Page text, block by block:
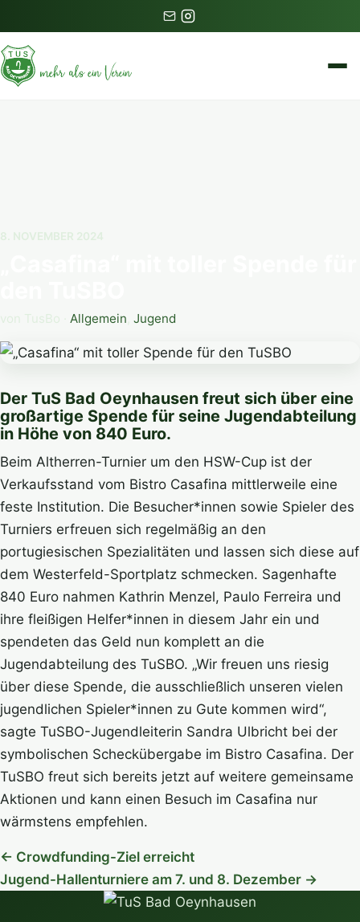
8. NOVEMBER 2024
von TusBo · Allgemein Jugend
Der TuS Bad Oeynhausen freut sich über eine
großartige Spende für seine Jugendabteilung
in Höhe von 840 Euro.
Beim Altherren-Turnier um den HSW-Cup ist der
Verkaufsstand vom Bistro Casafina mittlerweile eine
feste Institution. Die Besucher*innen sowie Spieler des
Turniers erfreuen sich regelmäßig an den
portugiesischen Spezialitäten und lassen sich diese auf
dem Westerfeld-Sportplatz schmecken. Sagenhafte
840 Euro nahmen Kathrin Menzel, Paulo Ferreira und
ihre fleißigen Helfer*innen in diesem Jahr ein und
spendeten das Geld nun komplett an die
Jugendabteilung des TuSBO. „Wir freuen uns riesig
über diese Spende, die ausschließlich unseren vielen
jugendlichen Spieler*innen zu Gute kommen wird“,
sagte TuSBO-Jugendleiterin Sandra Ulbricht bei der
symbolischen Scheckübergabe im Bistro Casafina. Der
TuSBO freut sich bereits jetzt auf weitere gemeinsame
Aktionen und kann einen Besuch im Casafina nur
wärmstens empfehlen.
← Crowdfunding-Ziel erreicht
Jugend-Hallenturniere am 7. und 8. Dezember →